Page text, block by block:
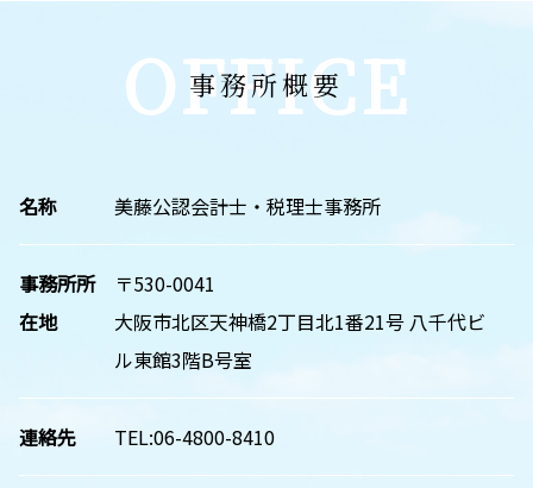
OFFICE
事務所概要
名称 美藤公認会計士・税理士事務所
事務所所
在地
〒530-0041
大阪市北区天神橋2丁目北1番21号 八千代ビ
ル東館3階B号室
連絡先 TEL:06-4800-8410